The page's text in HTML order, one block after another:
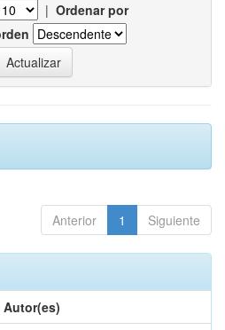
| Ordenar por
Anterior 1 Siguiente
Autor(es)